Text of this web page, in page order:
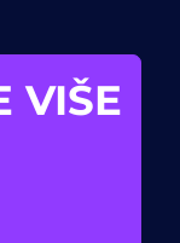
VIŠE